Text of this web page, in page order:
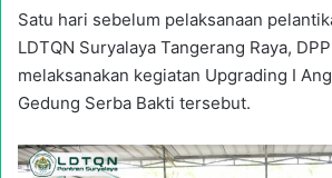
Satu hari sebelum pelaksanaan
LDTQN Suryalaya Tangerang Raya,
melaksanakan kegiatan Upgrading I
Gedung Serba Bakti tersebut.